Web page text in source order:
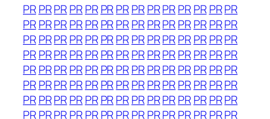
PRPRPRPRPR PRPRPRPRPRPRPR PRPR
PRPRPRPRPR PRPRPRPRPRPRPR PRPR
PRPRPRPRPR PRPRPRPRPRPRPR PRPR
PRPRPRPRPR PRPRPRPRPRPRPR PRPR
PRPRPRPRPR PRPRPRPRPRPRPR PRPR
PRPRPRPRPR PRPRPRPRPRPRPR PRPR
PRPRPRPRPR PRPRPRPRPRPRPR PRPR
PRPRPRPRPR PRPRPRPRPRPRPR PRPR